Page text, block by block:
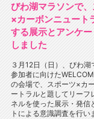
びわ湖マラソンで
×カーボンニュート
する展示とアンケ
しました
３月12日（日）、びわ湖
参加者に向けた
の会場で、スポーツ×カ
ートラルと題してリーフ
ネルを使った展示・発信
トによる意識調査を行い